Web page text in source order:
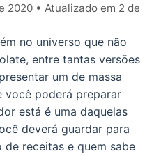
2020 • Atualizado em 2 de
no universo que não
entre tantas versões
um de massa
você poderá preparar
está é uma daquelas
deverá guardar para
de receitas e quem sabe